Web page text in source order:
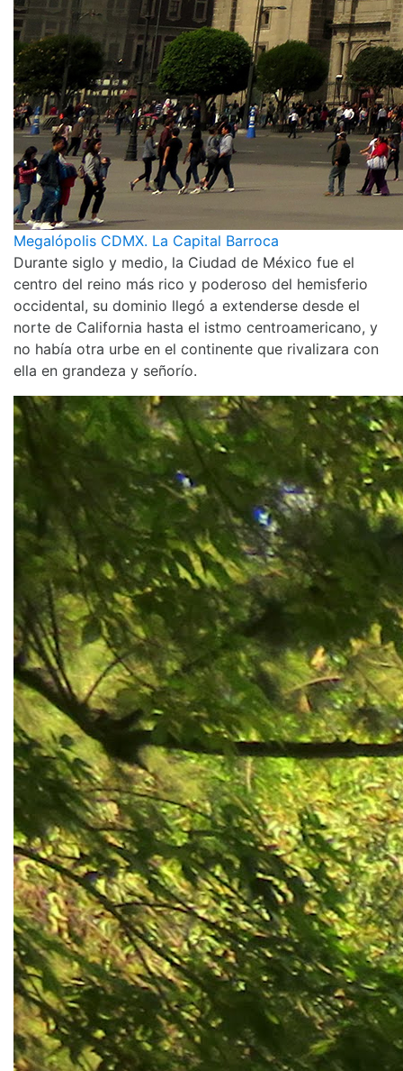
Megalópolis CDMX. La Capital Barroca
Durante siglo y medio, la Ciudad de México fue el
centro del reino más rico y poderoso del hemisferio
occidental, su dominio llegó a extenderse desde el
norte de California hasta el istmo centroamericano, y
no había otra urbe en el continente que rivalizara con
ella en grandeza y señorío.